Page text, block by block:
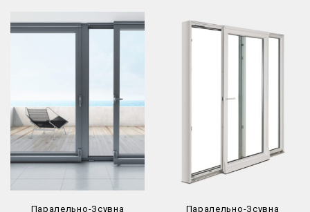
Паралельно-Зсувна Паралельно-Зсувна